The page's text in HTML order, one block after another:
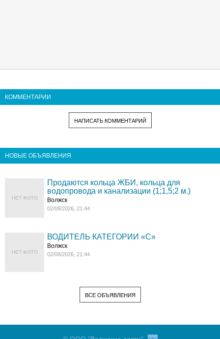
КОММЕНТАРИИ
НАПИСАТЬ КОММЕНТАРИЙ
НОВЫЕ ОБЪЯВЛЕНИЯ
НЕТ ФОТО
Продаются кольца ЖБИ, кольца для
водопровода и канализации (1;1,5;2 м.)
Волжск
02/08/2026, 21:44
НЕТ ФОТО
ВОДИТЕЛЬ КАТЕГОРИИ «C»
Волжск
02/08/2026, 21:44
ВСЕ ОБЪЯВЛЕНИЯ